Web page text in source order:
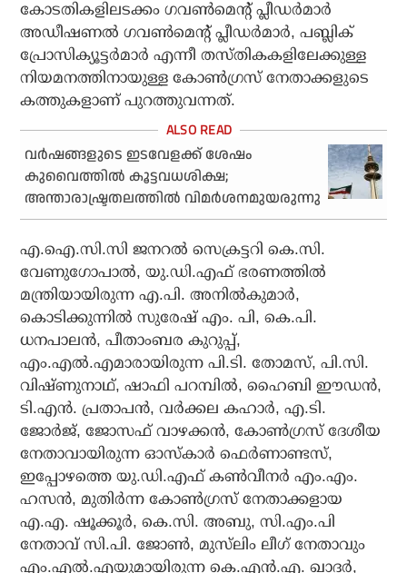
കോടതികളിലടക്കം ഗവണ്‍മെന്റ് പ്ലീഡര്‍മാര്‍
അഡീഷണല്‍ ഗവണ്‍മെന്റ് പ്ലീഡര്‍മാര്‍, പബ്ലിക്
പ്രോസിക്യൂട്ടര്‍മാര്‍ എന്നീ തസ്തികകളിലേക്കുള്ള
നിയമനത്തിനായുള്ള കോണ്‍ഗ്രസ് നേതാക്കളുടെ
കത്തുകളാണ് പുറത്തുവന്നത്.
വര്‍ഷങ്ങളുടെ ഇടവേളക്ക് ശേഷം
കുവൈത്തില്‍ കൂട്ടവധശിക്ഷ;
അന്താരാഷ്ട്രതലത്തില്‍ വിമര്‍ശനമുയരുന്നു
എ.ഐ.സി.സി ജനറല്‍ സെക്രട്ടറി കെ.സി.
വേണുഗോപാല്‍, യു.ഡി.എഫ് ഭരണത്തില്‍
മന്ത്രിയായിരുന്ന എ.പി. അനില്‍കുമാര്‍,
കൊടിക്കുന്നില്‍ സുരേഷ് എം. പി, കെ.പി.
ധനപാലന്‍, പീതാംബര കുറുപ്പ്,
എം.എല്‍.എമാരായിരുന്ന പി.ടി. തോമസ്, പി.സി.
വിഷ്ണുനാഥ്, ഷാഫി പറമ്പില്‍, ഹൈബി ഈഡന്‍,
ടി.എന്‍. പ്രതാപന്‍, വര്‍ക്കല കഹാര്‍, എ.ടി.
ജോര്‍ജ്, ജോസഫ് വാഴക്കന്‍, കോണ്‍ഗ്രസ് ദേശീയ
നേതാവായിരുന്ന ഓസ്‌കാര്‍ ഫെര്‍ണാണ്ടസ്,
ഇപ്പോഴത്തെ യു.ഡി.എഫ് കണ്‍വീനര്‍ എം.എം.
ഹസന്‍, മുതിര്‍ന്ന കോണ്‍ഗ്രസ് നേതാക്കളായ
എ.എ. ഷൂക്കൂര്‍, കെ.സി. അബു, സി.എം.പി
നേതാവ് സി.പി. ജോണ്‍, മുസ്‌ലിം ലീഗ് നേതാവും
എം.എല്‍.എയുമായിരുന്ന കെ.എന്‍.എ. ഖാദര്‍,